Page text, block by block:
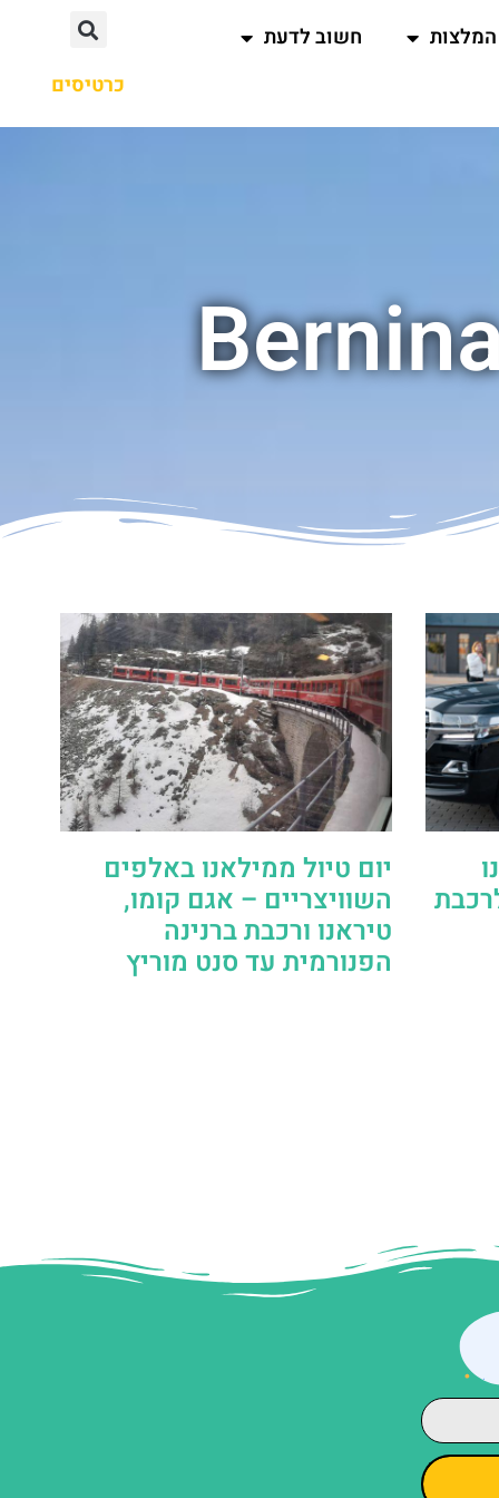
המלצות
חשוב לדעת
כרטיסים
יום טיול ממילאנו באלפים
השוויצריים – אגם קומו,
טיראנו ורכבת ברנינה
הפנורמית עד סנט מוריץ